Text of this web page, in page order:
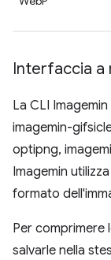
Interfaccia a
La CLI
imagemin-
optipng,
Imagemin
formato
Per comprimere
salvarle nella